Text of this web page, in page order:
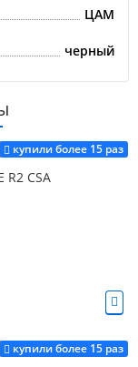
ЦАМ
черный
купили более 15 раз
CSA
купили более 15 раз